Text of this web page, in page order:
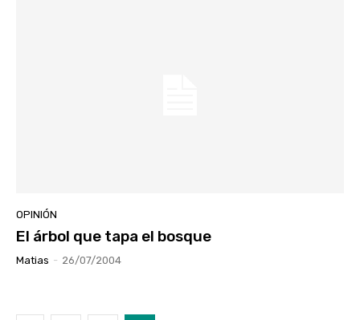
OPINIÓN
El árbol que tapa el bosque
Matias - 26/07/2004